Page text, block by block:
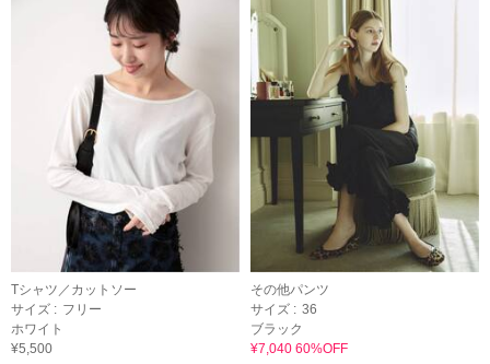
Tシャツ／カットソー
サイズ : フリー
ホワイト
¥5,500
その他パンツ
サイズ : 36
ブラック
¥7,040 60%OFF